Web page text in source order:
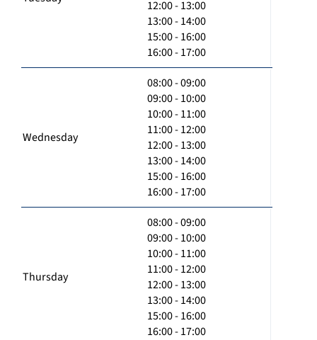
12:00 - 13:00
13:00 - 14:00
15:00 - 16:00
16:00 - 17:00
Wednesday
08:00 - 09:00
09:00 - 10:00
10:00 - 11:00
11:00 - 12:00
12:00 - 13:00
13:00 - 14:00
15:00 - 16:00
16:00 - 17:00
Thursday
08:00 - 09:00
09:00 - 10:00
10:00 - 11:00
11:00 - 12:00
12:00 - 13:00
13:00 - 14:00
15:00 - 16:00
16:00 - 17:00